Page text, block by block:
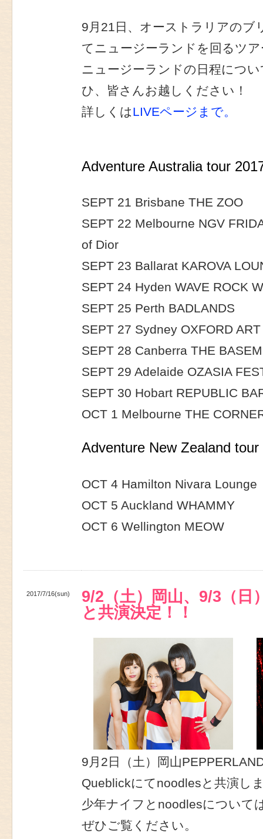
9月21日、オーストラリアのブ
てニュージーランドを回るツ
ニュージーランドの日程につ
ひ、皆さんお越しください！
詳しくはLIVEページまで。
Adventure Australia tour
SEPT 21 Brisbane THE ZOO
SEPT 22 Melbourne NGV
of Dior
SEPT 23 Ballarat KAROVA
SEPT 24 Hyden WAVE ROCK
SEPT 25 Perth BADLANDS
SEPT 27 Sydney OXFORD
SEPT 28 Canberra THE
SEPT 29 Adelaide OZASIA
SEPT 30 Hobart REPUBLIC
OCT 1 Melbourne THE
Adventure New Zealand tour
OCT 4 Hamilton Nivara Lounge
OCT 5 Auckland WHAMMY
OCT 6 Wellington MEOW
2017/7/16(sun)
9/2（土）岡山、9/3（
と共演決定！！
9月2日（土）岡山
Queblickにてnoodlesと共演し
少年ナイフとnoodlesについて
ぜひご覧ください。